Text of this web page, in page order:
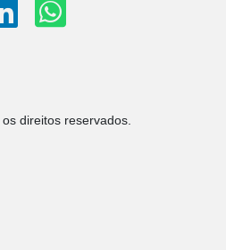
direitos reservados.